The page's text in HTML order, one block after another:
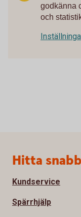
godkänna
och
Sidfot
Hitta
Kundservice
Spärrhjälp